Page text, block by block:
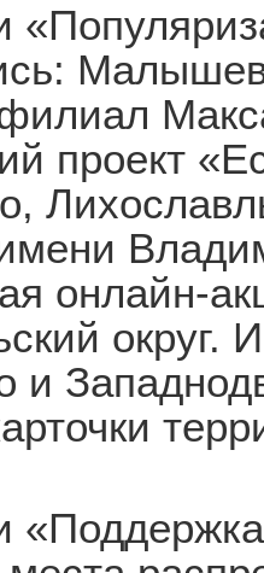
филиал
проект
онлайн-
округ.
и